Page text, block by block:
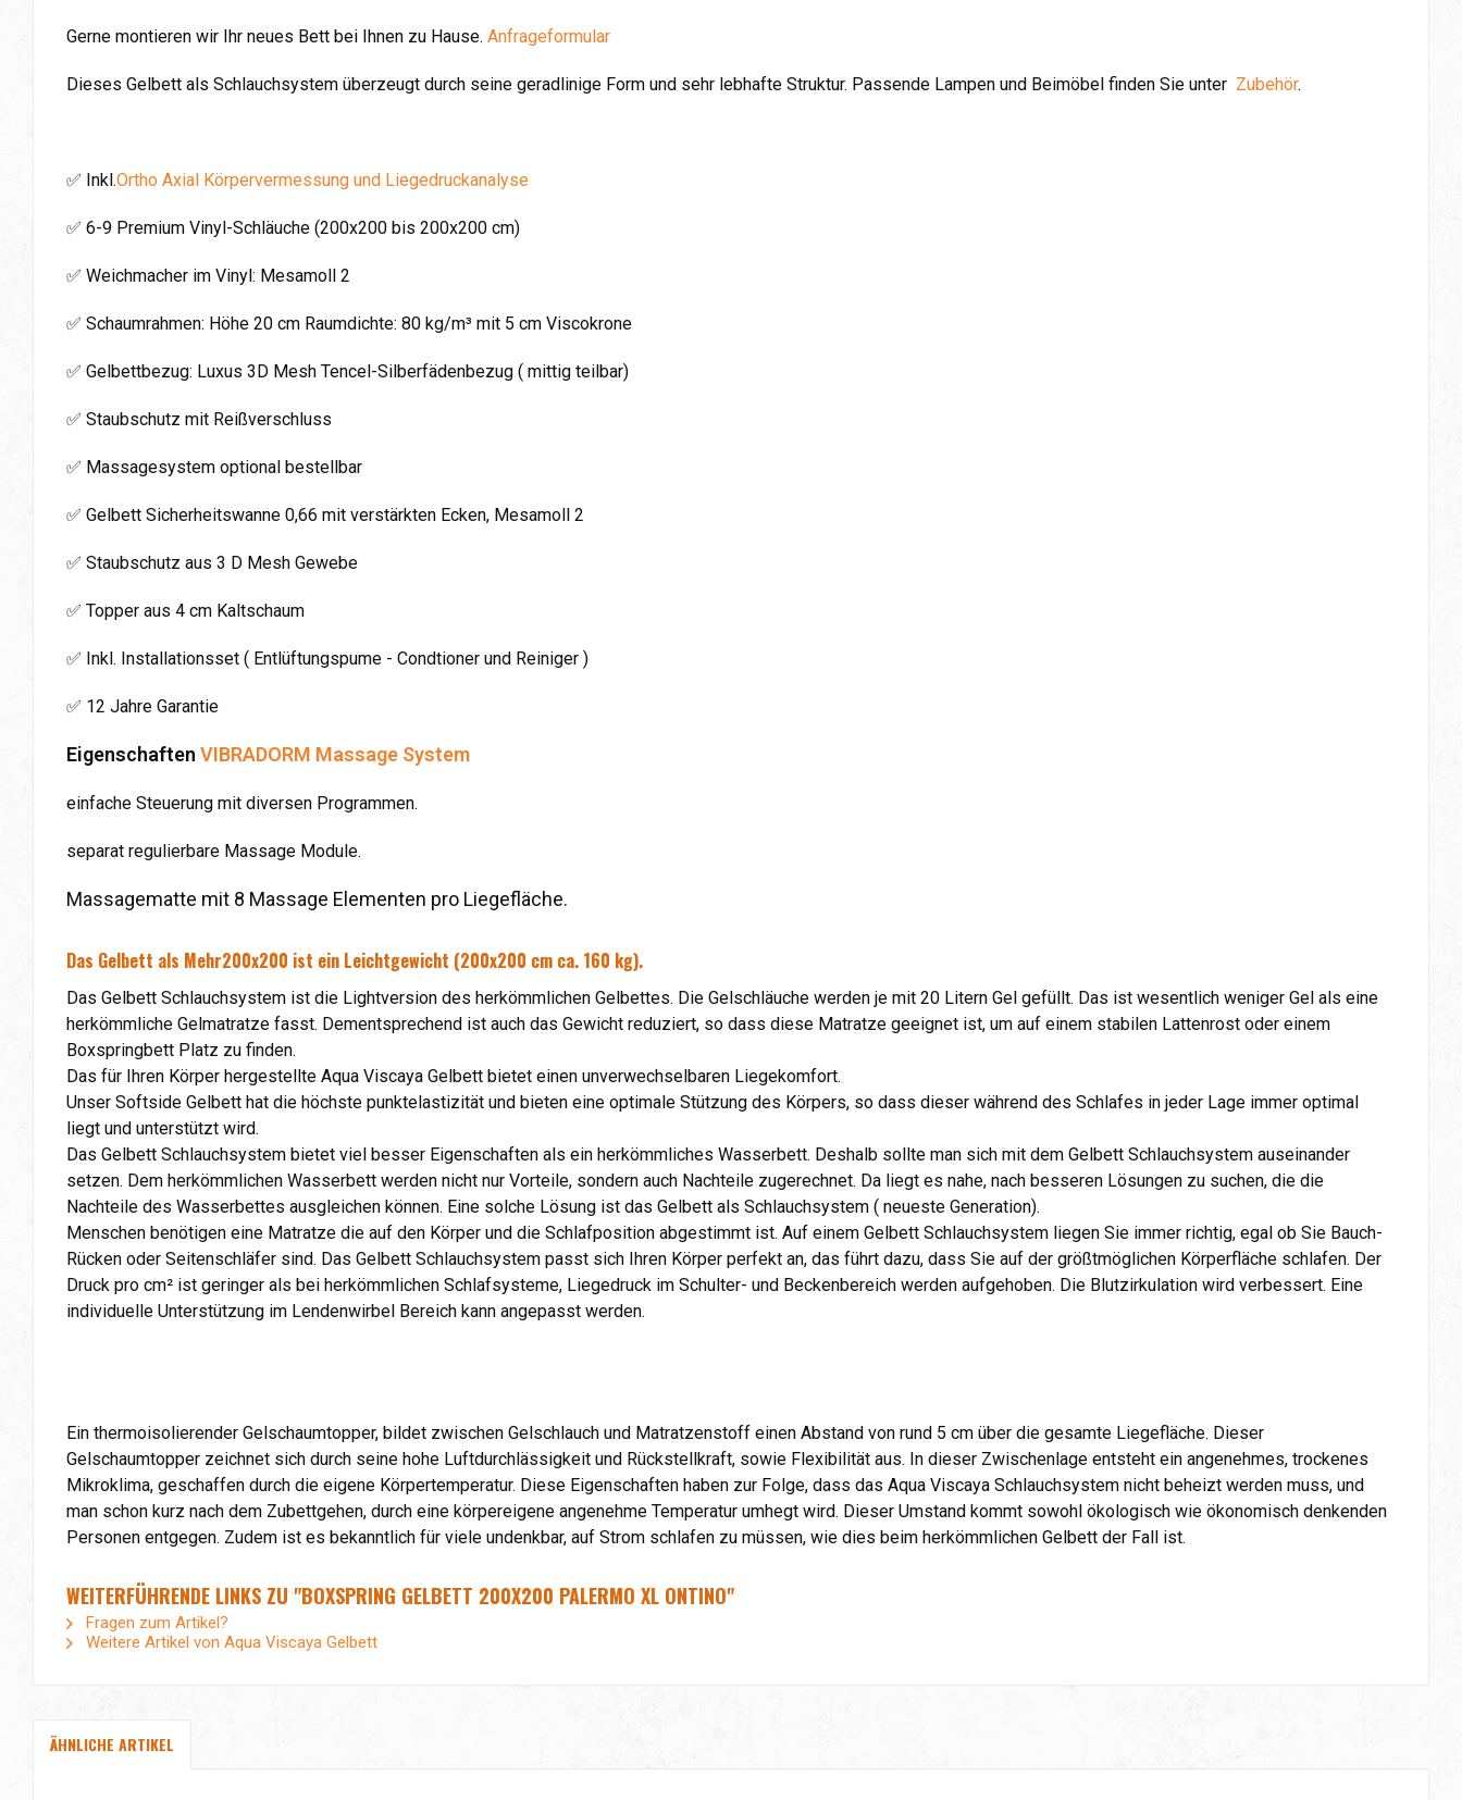
Gerne montieren wir Ihr neues Bett bei Ihnen zu Hause. Anfrageformular
Dieses Gelbett als Schlauchsystem überzeugt durch seine geradlinige Form und sehr lebhafte Struktur. Passende Lampen und Beimöbel finden Sie unter Zubehör.
✅ Inkl.Ortho Axial Körpervermessung und Liegedruckanalyse
✅ 6-9 Premium Vinyl-Schläuche (200x200 bis 200x200 cm)
✅ Weichmacher im Vinyl: Mesamoll 2
✅ Schaumrahmen: Höhe 20 cm Raumdichte: 80 kg/m³ mit 5 cm Viscokrone
✅ Gelbettbezug: Luxus 3D Mesh Tencel-Silberfädenbezug ( mittig teilbar)
✅ Staubschutz mit Reißverschluss
✅ Massagesystem optional bestellbar
✅ Gelbett Sicherheitswanne 0,66 mit verstärkten Ecken, Mesamoll 2
✅ Staubschutz aus 3 D Mesh Gewebe
✅ Topper aus 4 cm Kaltschaum
✅ Inkl. Installationsset ( Entlüftungspume - Condtioner und Reiniger )
✅ 12 Jahre Garantie
Eigenschaften VIBRADORM Massage System
einfache Steuerung mit diversen Programmen.
separat regulierbare Massage Module.
Massagematte mit 8 Massage Elementen pro Liegefläche.
Das Gelbett als Mehr200x200 ist ein Leichtgewicht (200x200 cm ca. 160 kg).
Das Gelbett Schlauchsystem ist die Lightversion des herkömmlichen Gelbettes. Die Gelschläuche werden je mit 20 Litern Gel gefüllt. Das ist wesentlich weniger Gel als eine
herkömmliche Gelmatratze fasst. Dementsprechend ist auch das Gewicht reduziert, so dass diese Matratze geeignet ist, um auf einem stabilen Lattenrost oder einem
Boxspringbett Platz zu finden.
Das für Ihren Körper hergestellte Aqua Viscaya Gelbett bietet einen unverwechselbaren Liegekomfort.
Unser Softside Gelbett hat die höchste punktelastizität und bieten eine optimale Stützung des Körpers, so dass dieser während des Schlafes in jeder Lage immer optimal
liegt und unterstützt wird.
Das Gelbett Schlauchsystem bietet viel besser Eigenschaften als ein herkömmliches Wasserbett. Deshalb sollte man sich mit dem Gelbett Schlauchsystem auseinander
setzen. Dem herkömmlichen Wasserbett werden nicht nur Vorteile, sondern auch Nachteile zugerechnet. Da liegt es nahe, nach besseren Lösungen zu suchen, die die
Nachteile des Wasserbettes ausgleichen können. Eine solche Lösung ist das Gelbett als Schlauchsystem ( neueste Generation).
Menschen benötigen eine Matratze die auf den Körper und die Schlafposition abgestimmt ist. Auf einem Gelbett Schlauchsystem liegen Sie immer richtig, egal ob Sie Bauch-
Rücken oder Seitenschläfer sind. Das Gelbett Schlauchsystem passt sich Ihren Körper perfekt an, das führt dazu, dass Sie auf der größtmöglichen Körperfläche schlafen. Der
Druck pro cm² ist geringer als bei herkömmlichen Schlafsysteme, Liegedruck im Schulter- und Beckenbereich werden aufgehoben. Die Blutzirkulation wird verbessert. Eine
individuelle Unterstützung im Lendenwirbel Bereich kann angepasst werden.
Ein thermoisolierender Gelschaumtopper, bildet zwischen Gelschlauch und Matratzenstoff einen Abstand von rund 5 cm über die gesamte Liegefläche. Dieser
Gelschaumtopper zeichnet sich durch seine hohe Luftdurchlässigkeit und Rückstellkraft, sowie Flexibilität aus. In dieser Zwischenlage entsteht ein angenehmes, trockenes
Mikroklima, geschaffen durch die eigene Körpertemperatur. Diese Eigenschaften haben zur Folge, dass das Aqua Viscaya Schlauchsystem nicht beheizt werden muss, und
man schon kurz nach dem Zubettgehen, durch eine körpereigene angenehme Temperatur umhegt wird. Dieser Umstand kommt sowohl ökologisch wie ökonomisch denkenden
Personen entgegen. Zudem ist es bekanntlich für viele undenkbar, auf Strom schlafen zu müssen, wie dies beim herkömmlichen Gelbett der Fall ist.
WEITERFÜHRENDE LINKS ZU "BOXSPRING GELBETT 200X200 PALERMO XL ONTINO"
Fragen zum Artikel?
Weitere Artikel von Aqua Viscaya Gelbett
ÄHNLICHE ARTIKEL